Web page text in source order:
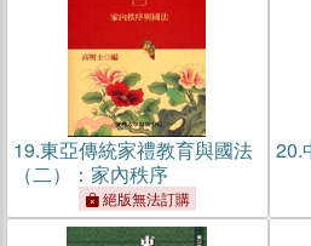
19.東亞傳統家禮教育與國法
（二）：家內秩序
絕版無法訂購
20.